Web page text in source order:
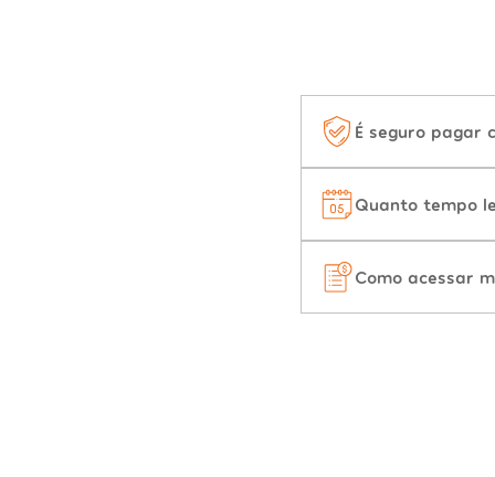
É seguro pagar
Quanto tempo
Como acessar